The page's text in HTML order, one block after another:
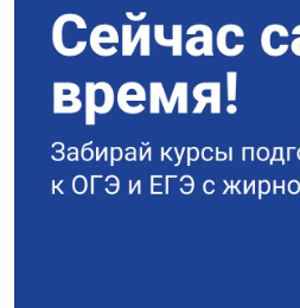
p_{\text{п}}
\Rightarrow\
m_{\text{п}}$.
воздуха
водяного
Выше это
верно .